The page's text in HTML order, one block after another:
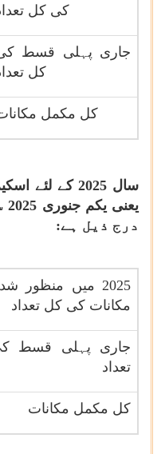
کی کل
جاری پہلی قسط
کل
کل مکمل
سال 2025 کے لئے اسکیم کے تحت جسمانی کامیابی
یعنی
درج ذیل ہے:
2025 میں منظور
مکانات کی کل تعداد
جاری پہلی قسط
تعداد
کل مکمل مکانات